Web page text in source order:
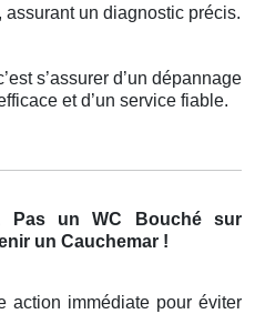
un diagnostic précis.
s’assurer d’un dépannage
et d’un service fiable.
Pas un WC Bouché sur
un Cauchemar !
action immédiate pour éviter